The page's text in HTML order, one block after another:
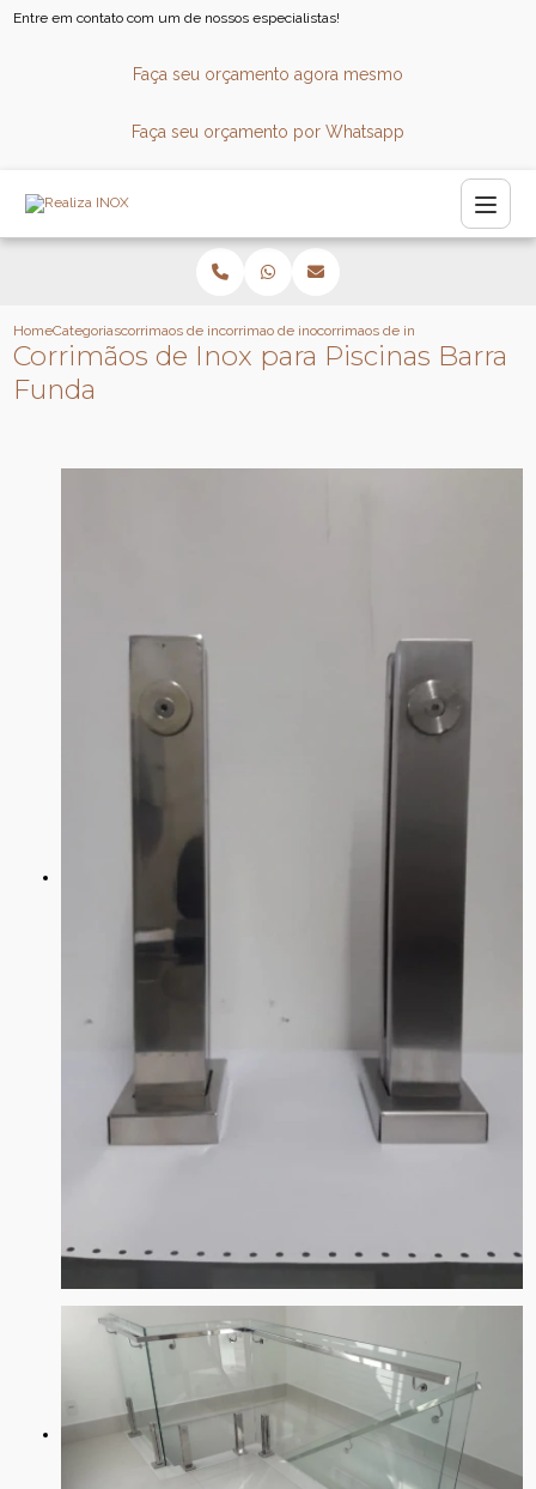
Entre em contato com um de nossos especialistas!
Faça seu orçamento agora mesmo
Faça seu orçamento por Whatsapp
HomeCategoriascorrimaos de inoxcorrimao de inox sob medidacorrimaos de inox para piscinas
Corrimãos de Inox para Piscinas Barra
Funda